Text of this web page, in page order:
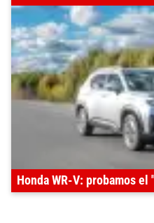
Honda WR-V: probamos